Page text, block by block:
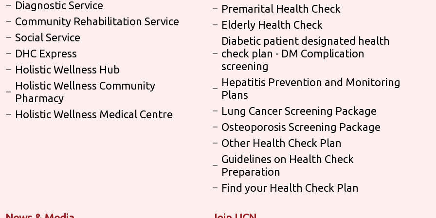
Diagnostic Service
Community Rehabilitation Service
Social Service
DHC Express
Holistic Wellness Hub
Holistic Wellness Community
Pharmacy
Holistic Wellness Medical Centre
Premarital Health Check
Elderly Health Check
Diabetic patient designated health
check plan - DM Complication
screening
Hepatitis Prevention and Monitoring
Plans
Lung Cancer Screening Package
Osteoporosis Screening Package
Other Health Check Plan
Guidelines on Health Check
Preparation
Find your Health Check Plan